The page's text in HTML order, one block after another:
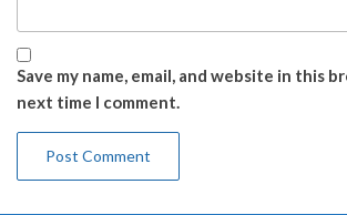
Save my name, email, and website in this
next time I comment.